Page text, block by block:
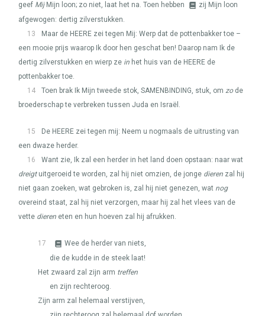
geef MijMijn loon; zo niet, laat het na. Toen hebben
zij Mijn loon
afgewogen: dertig zilverstukken.
13
Maar de HEERE zei tegen Mij: Werp dat de pottenbakker toe –
een mooie prijs waarop Ik door hen geschat ben! Daarop nam Ik de
dertig zilverstukken en wierp ze in het huis van de HEERE de
pottenbakker toe.
14
Toen brak Ik Mijn tweede stok, SAMENBINDING, stuk, om zode
broederschap te verbreken tussen Juda en Israël.
15 De HEERE zei tegen mij: Neem u nogmaals de uitrusting van
een dwaze herder.
16
Want zie, Ik zal een herder in het land doen opstaan: naar wat
dreigtuitgeroeid te worden, zal hij niet omzien, de jonge dieren zal hij
niet gaan zoeken, wat gebroken is, zal hij niet genezen, wat nog
overeind staat, zal hij niet verzorgen, maar hij zal het vlees van de
vette dieren eten en hun hoeven zal hij afrukken.
17
Wee de herder van niets,
die de kudde in de steek laat!
Het zwaard zal zijn arm treffen
en zijn rechteroog.
Zijn arm zal helemaal verstijven,